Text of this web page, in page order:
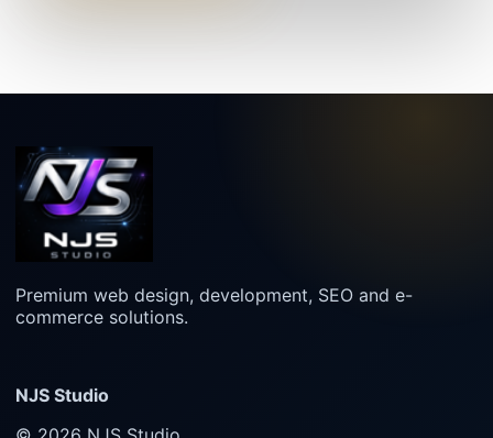
Premium web design, development, SEO and e-
commerce solutions.
NJS Studio